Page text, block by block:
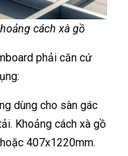
cách xà gồ
phải căn cứ
dùng cho sàn gác
Khoảng cách xà gồ
407x1220mm.